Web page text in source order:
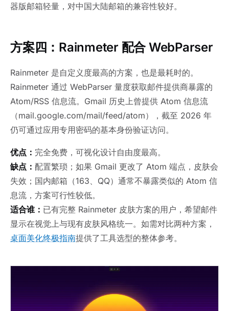
器版邮箱轻量，对中国大陆邮箱的兼容性较好。
方案四：Rainmeter 配合 WebParser
Rainmeter 是自定义度最高的方案，也是最耗时的。
Rainmeter 通过 WebParser 量度获取邮件提供商暴露的
Atom/RSS 信息流。Gmail 历史上曾提供 Atom 信息流
（mail.google.com/mail/feed/atom），截至 2026 年
仍可通过应用专用密码的基本身份验证访问。
优点： 完全免费，可视化设计自由度最高。
缺点： 配置繁琐；如果 Gmail 更改了 Atom 端点，皮肤会
失效；国内邮箱（163、QQ）通常不暴露类似的 Atom 信
息流，方案可行性较低。
适合谁： 已有完整 Rainmeter 皮肤方案的用户，希望邮件
显示在视觉上与现有皮肤风格统一。如需对比两种方案，
桌面美化终极指南提供了工具选型的整体参考。